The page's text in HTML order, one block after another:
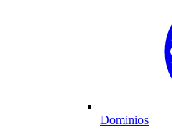
Dominios